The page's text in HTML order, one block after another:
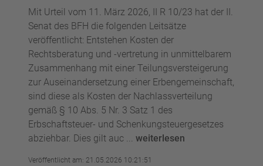
Mit Urteil vom 11. März 2026, II R 10/23 hat der II.
Senat des BFH die folgenden Leitsätze
veröffentlicht: Entstehen Kosten der
Rechtsberatung und -vertretung in unmittelbarem
Zusammenhang mit einer Teilungsversteigerung
zur Auseinandersetzung einer Erbengemeinschaft,
sind diese als Kosten der Nachlassverteilung
gemäß § 10 Abs. 5 Nr. 3 Satz 1 des
Erbschaftsteuer- und Schenkungsteuergesetzes
abziehbar. Dies gilt auc ... weiterlesen
Veröffentlicht am: 21.05.2026 10:21:51